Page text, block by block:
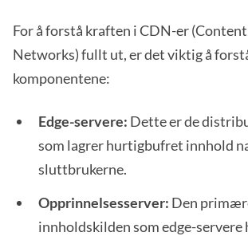
For å forstå kraften i CDN-er
Networks) fullt ut, er det viktig å
komponentene:
Edge-servere: Dette er de
som lagrer hurtigbufret innhold
sluttbrukerne.
Opprinnelsesserver: Den
innholdskilden som edge-